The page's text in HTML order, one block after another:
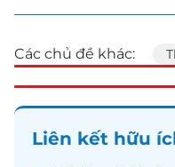
Các chủ đề khác:
Liên kết hữu